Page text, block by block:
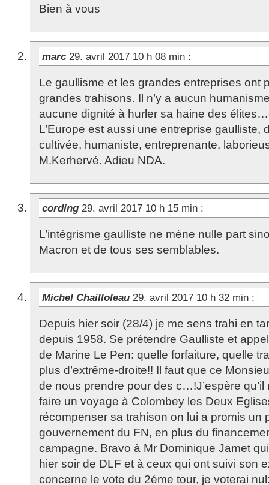
Bien à vous
marc 29. avril 2017 10 h 08 min :
Le gaullisme et les grandes entreprises ont
grandes trahisons. Il n’y a aucun
aucune dignité à hurler sa haine des
L’Europe est aussi une entreprise gaulliste,
cultivée, humaniste, entreprenante,
M.Kerhervé. Adieu NDA.
cording 29. avril 2017 10 h 15 min :
L’intégrisme gaulliste ne mène nulle part
Macron et de tous ses semblables.
Michel Chailloleau 29. avril 2017 10 h 32 min :
Depuis hier soir (28/4) je me sens trahi en
depuis 1958. Se prétendre Gaulliste et
de Marine Le Pen: quelle forfaiture, quelle
plus d’extrême-droite!! Il faut que ce
de nous prendre pour des c…!J’espère qu’il
faire un voyage à Colombey les Deux
récompenser sa trahison on lui a promis un
gouvernement du FN, en plus du
campagne. Bravo à Mr Dominique Jamet
hier soir de DLF et à ceux qui ont suivi son
concerne le vote du 2éme tour, je voterai nul: